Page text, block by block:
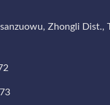
Zhongli Dist.,